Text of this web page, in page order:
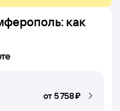
: как
от 5 ⁠758 ⁠₽